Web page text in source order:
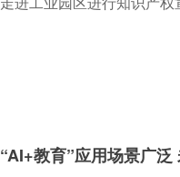
“AI+教育”应用场景广